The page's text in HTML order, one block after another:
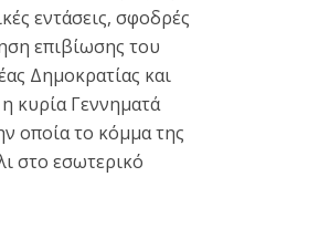
εντάσεις, σφοδρές
επιβίωσης του
Δημοκρατίας και
κυρία Γεννηματά
οποία το κόμμα της
στο εσωτερικό
στους 10 και μετά την
έξοδο από...
1 min read